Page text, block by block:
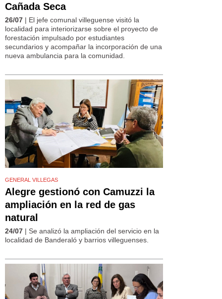
Cañada Seca
26/07 | El jefe comunal villeguense visitó la
localidad para interiorizarse sobre el proyecto de
forestación impulsado por estudiantes
secundarios y acompañar la incorporación de una
nueva ambulancia para la comunidad.
GENERAL VILLEGAS
Alegre gestionó con Camuzzi la
ampliación en la red de gas
natural
24/07 | Se analizó la ampliación del servicio en la
localidad de Banderaló y barrios villeguenses.